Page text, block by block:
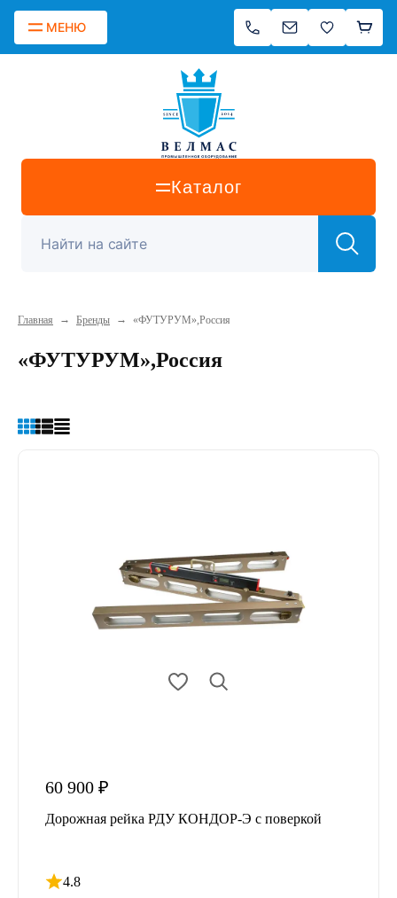
МЕНЮ
Каталог
Главная → Бренды → «ФУТУРУМ»,Россия
«ФУТУРУМ»,Россия
60 900 ₽
Дорожная рейка РДУ КОНДОР-Э с поверкой
4.8
Рейтинг 4.8 из 5